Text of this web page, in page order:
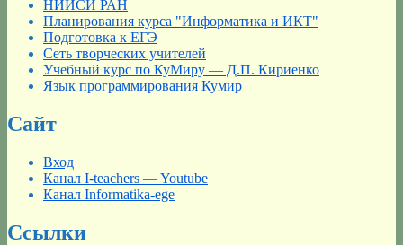
НИИСИ РАН
Планирования курса "Информатика и ИКТ"
Подготовка к ЕГЭ
Сеть творческих учителей
Учебный курс по КуМиру — Д.П. Кириенко
Язык программирования Кумир
Сайт
Вход
Канал I-teachers — Youtube
Канал Informatika-ege
Ссылки